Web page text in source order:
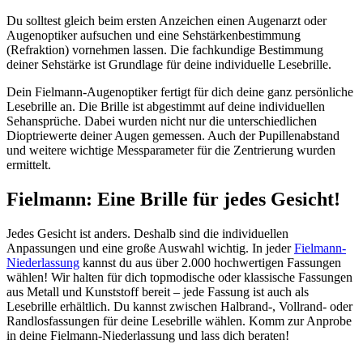
Du solltest gleich beim ersten Anzeichen einen Augenarzt oder
Augenoptiker aufsuchen und eine Sehstärkenbestimmung
(Refraktion) vornehmen lassen. Die fachkundige Bestimmung
deiner Sehstärke ist Grundlage für deine individuelle Lesebrille.
Dein Fielmann-Augenoptiker fertigt für dich deine ganz persönliche
Lesebrille an. Die Brille ist abgestimmt auf deine individuellen
Sehansprüche. Dabei wurden nicht nur die unterschiedlichen
Dioptriewerte deiner Augen gemessen. Auch der Pupillenabstand
und weitere wichtige Messparameter für die Zentrierung wurden
ermittelt.
Fielmann: Eine Brille für jedes Gesicht!
Jedes Gesicht ist anders. Deshalb sind die individuellen
Anpassungen und eine große Auswahl wichtig. In jederFielmann-
Niederlassung kannst du aus über 2.000 hochwertigen Fassungen
wählen! Wir halten für dich topmodische oder klassische Fassungen
aus Metall und Kunststoff bereit – jede Fassung ist auch als
Lesebrille erhältlich. Du kannst zwischen Halbrand-, Vollrand- oder
Randlosfassungen für deine Lesebrille wählen. Komm zur Anprobe
in deine Fielmann-Niederlassung und lass dich beraten!